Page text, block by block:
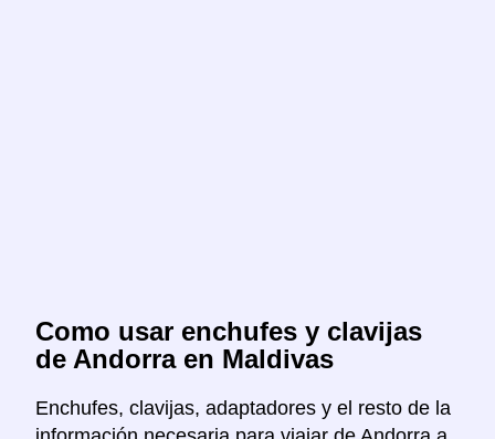
Como usar enchufes y clavijas
de Andorra en Maldivas
Enchufes, clavijas, adaptadores y el resto de la